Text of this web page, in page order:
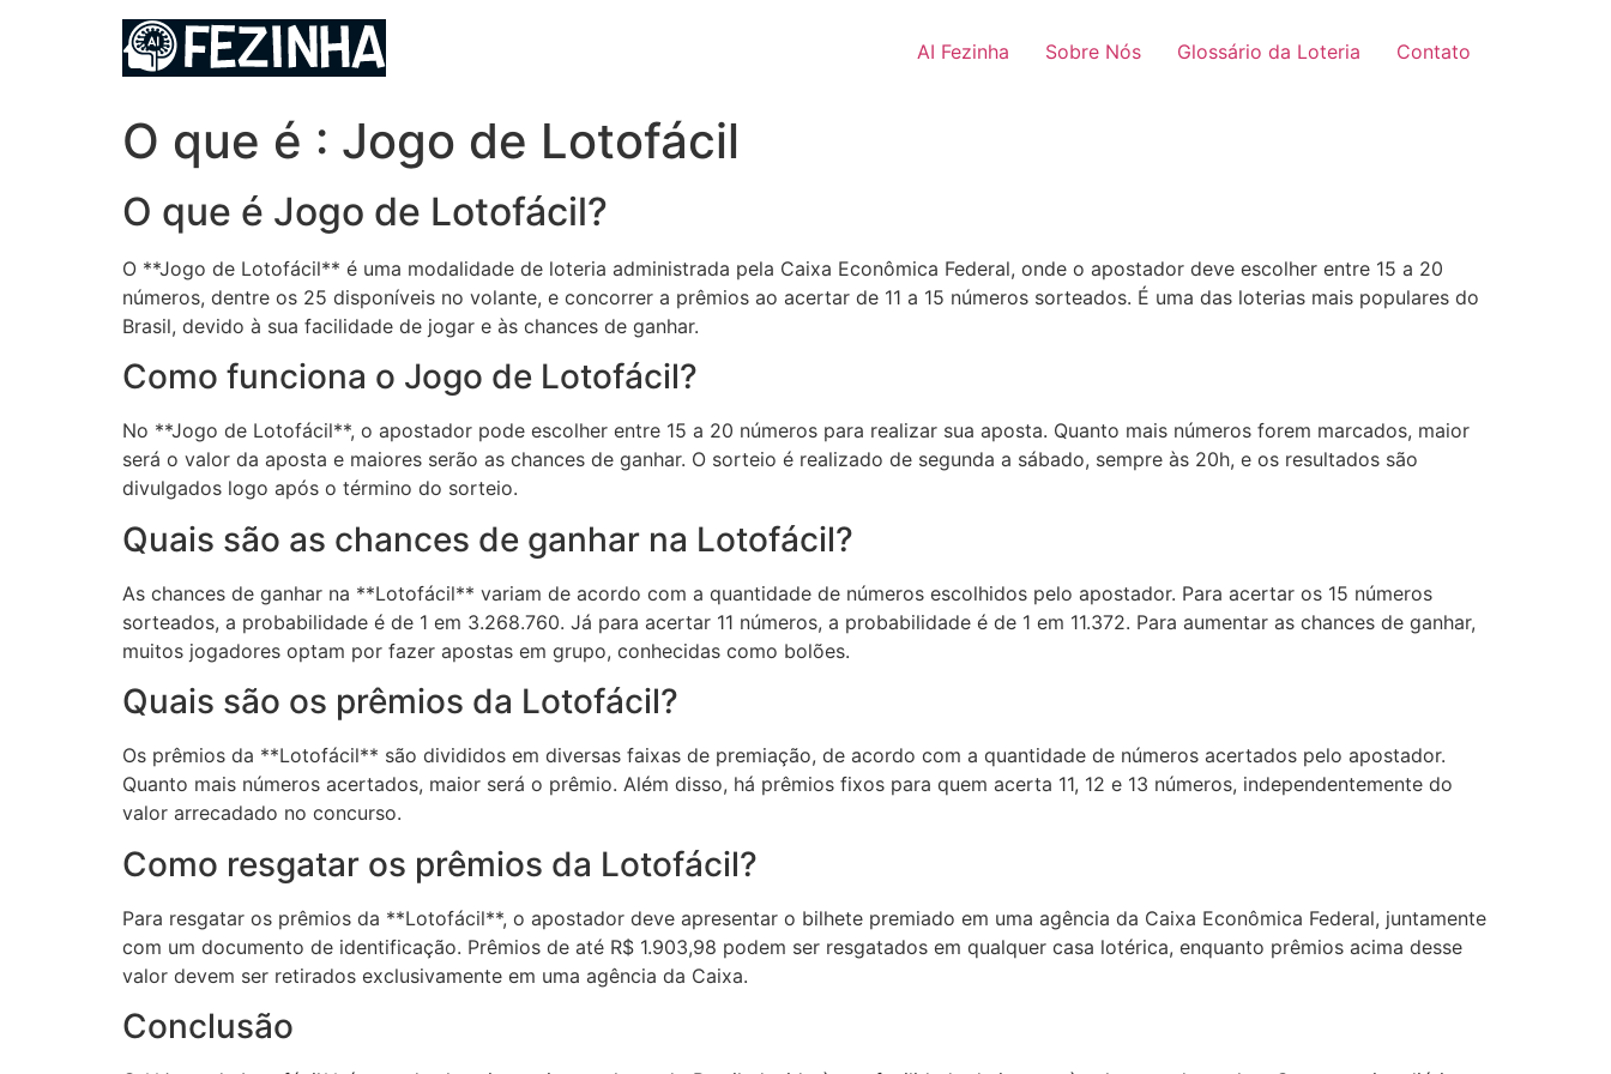
AI Fezinha Sobre Nós Glossário da Loteria Contato
O que é : Jogo de Lotofácil
O que é Jogo de Lotofácil?
O **Jogo de Lotofácil** é uma modalidade de loteria administrada pela Caixa Econômica Federal, onde o apostador deve escolher entre 15 a 20
números, dentre os 25 disponíveis no volante, e concorrer a prêmios ao acertar de 11 a 15 números sorteados. É uma das loterias mais populares do
Brasil, devido à sua facilidade de jogar e às chances de ganhar.
Como funciona o Jogo de Lotofácil?
No **Jogo de Lotofácil**, o apostador pode escolher entre 15 a 20 números para realizar sua aposta. Quanto mais números forem marcados, maior
será o valor da aposta e maiores serão as chances de ganhar. O sorteio é realizado de segunda a sábado, sempre às 20h, e os resultados são
divulgados logo após o término do sorteio.
Quais são as chances de ganhar na Lotofácil?
As chances de ganhar na **Lotofácil** variam de acordo com a quantidade de números escolhidos pelo apostador. Para acertar os 15 números
sorteados, a probabilidade é de 1 em 3.268.760. Já para acertar 11 números, a probabilidade é de 1 em 11.372. Para aumentar as chances de ganhar,
muitos jogadores optam por fazer apostas em grupo, conhecidas como bolões.
Quais são os prêmios da Lotofácil?
Os prêmios da **Lotofácil** são divididos em diversas faixas de premiação, de acordo com a quantidade de números acertados pelo apostador.
Quanto mais números acertados, maior será o prêmio. Além disso, há prêmios fixos para quem acerta 11, 12 e 13 números, independentemente do
valor arrecadado no concurso.
Como resgatar os prêmios da Lotofácil?
Para resgatar os prêmios da **Lotofácil**, o apostador deve apresentar o bilhete premiado em uma agência da Caixa Econômica Federal, juntamente
com um documento de identificação. Prêmios de até R$ 1.903,98 podem ser resgatados em qualquer casa lotérica, enquanto prêmios acima desse
valor devem ser retirados exclusivamente em uma agência da Caixa.
Conclusão